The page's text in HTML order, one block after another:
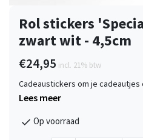
Rol stickers
zwart wit - 4,5cm
€24,95 incl. 21% btw
Cadeaustickers om je
Lees meer
Op voorraad